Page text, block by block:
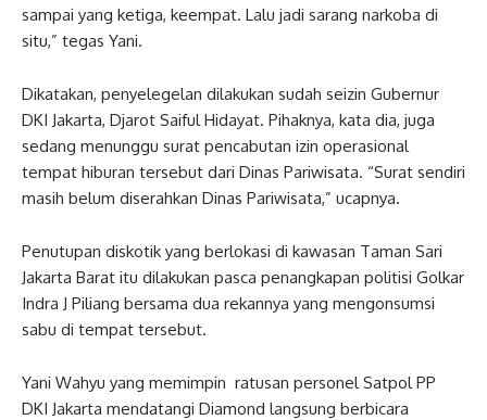
sampai yang ketiga, keempat. Lalu jadi sarang narkoba di
situ,” tegas Yani.
Dikatakan, penyelegelan dilakukan sudah seizin Gubernur
DKI Jakarta, Djarot Saiful Hidayat. Pihaknya, kata dia, juga
sedang menunggu surat pencabutan izin operasional
tempat hiburan tersebut dari Dinas Pariwisata. “Surat sendiri
masih belum diserahkan Dinas Pariwisata,” ucapnya.
Penutupan diskotik yang berlokasi di kawasan Taman Sari
Jakarta Barat itu dilakukan pasca penangkapan politisi Golkar
Indra J Piliang bersama dua rekannya yang mengonsumsi
sabu di tempat tersebut.
Yani Wahyu yang memimpin ratusan personel Satpol PP
DKI Jakarta mendatangi Diamond langsung berbicara